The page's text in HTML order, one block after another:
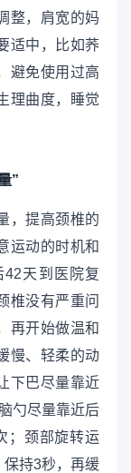
整，肩宽的妈
适中，比如荞
避免使用过高
理曲度，睡觉
”
，提高颈椎的
运动的时机和
天到医院复
椎没有严重问
再开始做温和
慢、轻柔的动
下巴尽量靠近
勺尽量靠近后
；颈部旋转运
持3秒，再缓